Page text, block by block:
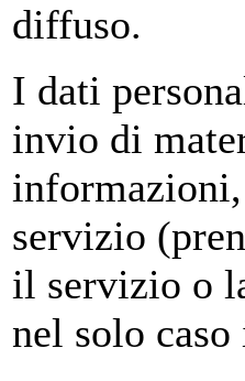
diffuso.
I dati
invio di
servizio
il servizio o
nel solo